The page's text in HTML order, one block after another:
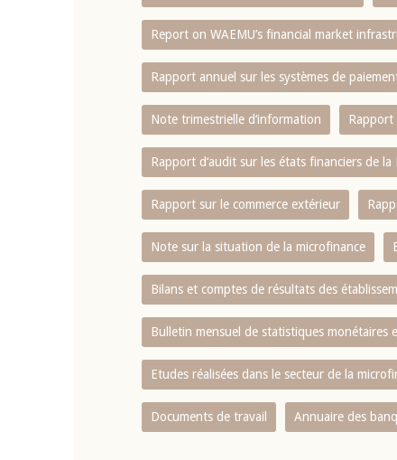
Report on WAEMU’s financial market
Rapport annuel sur les systèmes de
Note trimestrielle d‘information Rapport
Rapport d‘audit sur les états financiers de la
Rapport sur le commerce extérieur
Note sur la situation de la microfinance
Bilans et comptes de résultats des
Bulletin mensuel de statistiques monétaires
Etudes réalisées dans le secteur de la
Documents de travail Annuaire des